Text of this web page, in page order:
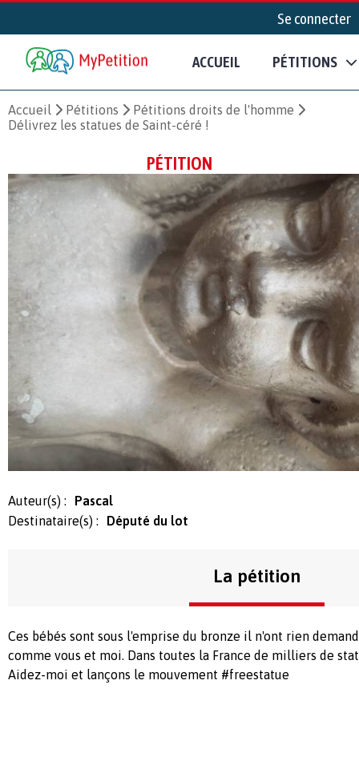
Se connecter
ACCUEIL PÉTITIONS
Accueil Pétitions
Pétitions droits de l'homme
Délivrez les statues de Saint-céré !
PÉTITION
Auteur(s) :
Pascal
Destinataire(s) :
Député du lot
La pétition
Ces bébés sont sous l'emprise du bronze il n'ont rien
comme vous et moi. Dans toutes la France de milliers de
Aidez-moi et lançons le mouvement #freestatue